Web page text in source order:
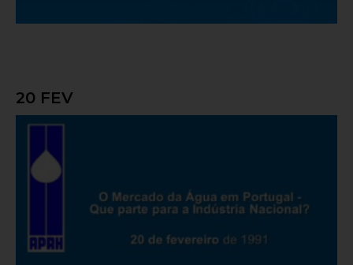
parte para a Indústria Nacional?
20 FEV